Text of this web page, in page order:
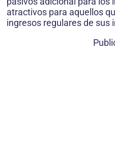
atractivos para aquellos
ingresos regulares de sus